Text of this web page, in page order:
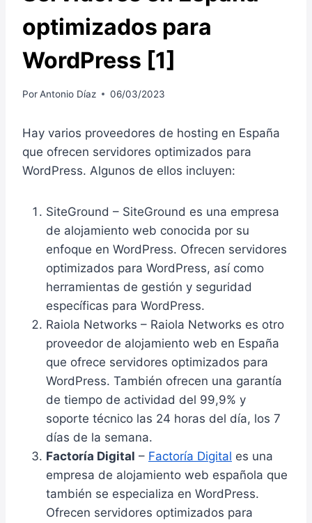
optimizados para
WordPress [1]
PorAntonio Díaz 06/03/2023
Hay varios proveedores de hosting en España
que ofrecen servidores optimizados para
WordPress. Algunos de ellos incluyen:
SiteGround – SiteGround es una empresa
de alojamiento web conocida por su
enfoque en WordPress. Ofrecen servidores
optimizados para WordPress, así como
herramientas de gestión y seguridad
específicas para WordPress.
Raiola Networks – Raiola Networks es otro
proveedor de alojamiento web en España
que ofrece servidores optimizados para
WordPress. También ofrecen una garantía
de tiempo de actividad del 99,9% y
soporte técnico las 24 horas del día, los 7
días de la semana.
Factoría Digital – Factoría Digital es una
empresa de alojamiento web española que
también se especializa en WordPress.
Ofrecen servidores optimizados para